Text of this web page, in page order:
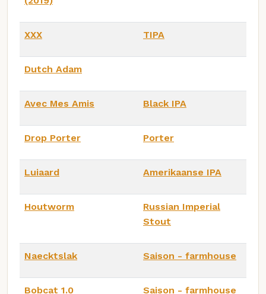
XXX TIPA
Dutch Adam
Avec Mes Amis Black IPA
Drop Porter Porter
Luiaard Amerikaanse IPA
Houtworm
Russian Imperial
Stout
Naecktslak Saison - farmhouse
Bobcat 1.0 Saison - farmhouse